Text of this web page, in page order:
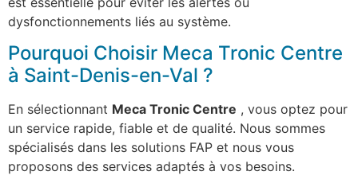
dysfonctionnements liés au système.
Pourquoi Choisir Meca Tronic Centre
à Saint-Denis-en-Val ?
En sélectionnant Meca Tronic Centre , vous optez pour
un service rapide, fiable et de qualité. Nous sommes
spécialisés dans les solutions FAP et nous vous
proposons des services adaptés à vos besoins.